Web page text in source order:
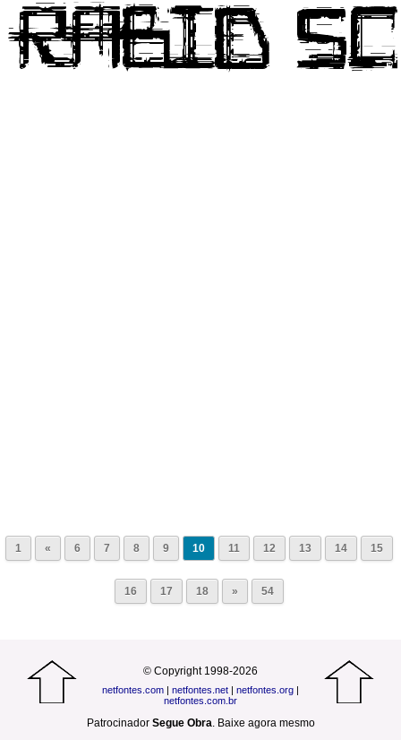
1 « 6 7 8 9 10 11 12 13 14 15
16 17 18 » 54
© Copyright 1998-2026
netfontes.com | netfontes.net | netfontes.org |
netfontes.com.br
Patrocinador Segue Obra. Baixe agora mesmo